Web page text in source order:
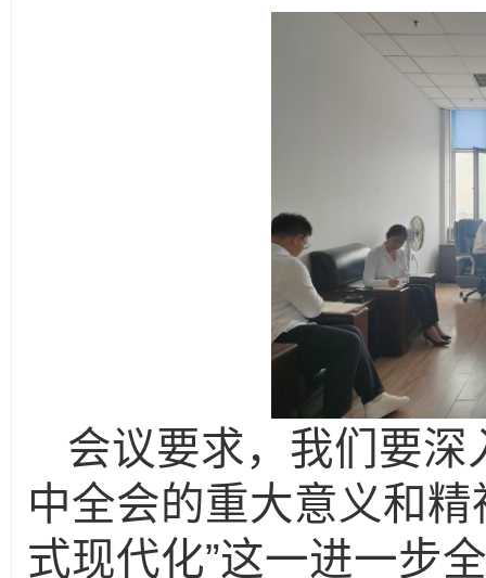
会议要求， 我们要深
中全会的重大意义和
式现代化”这一进一步